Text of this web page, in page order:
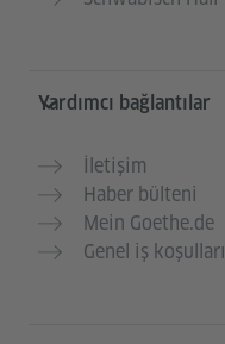
Yardımcı bağlantılar
İletişim
Haber bülteni
Mein Goethe.de
Genel iş koşulları